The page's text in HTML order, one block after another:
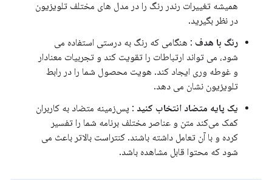
همیشه تغییرات رندر رنگ را در مدل های مختلف تلویزیون
در نظر بگیرید.
رنگ با هدف : هنگامی که رنگ به درستی استفاده می
شود، می تواند ارتباطات را تقویت کند و تجربیات معنادار
و غوطه وری ایجاد کند. هویت محصول شما را در رابط
تلویزیون نشان می دهد.
یک پایه متضاد انتخاب کنید : پس‌زمینه متضاد به کاربران
کمک می‌کند متن و عناصر مختلف برنامه شما را تفسیر
کرده و با آن تعامل داشته باشند. کنتراست بالاتر باعث می
شود که محتوا قابل مشاهده باشد.